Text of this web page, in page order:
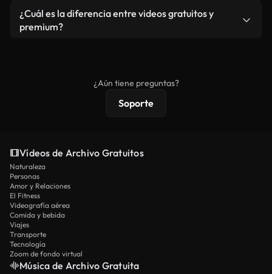
cada descarga.
Sí. Eres libre de recortar o mezclar nuestros
vídeos. Solo asegúrese de que el producto final no
¿Cuál es la diferencia entre videos gratuitos y
premium?
protecciones de licencia extendidas.
¿Aún tiene preguntas?
Soporte
Vídeos de Archivo Gratuitos
Naturaleza
Personas
Amor y Relaciones
El Fitness
Videografía aérea
Comida y bebida
Viajes
Transporte
Tecnología
Zoom de fondo virtual
Música de Archivo Gratuita